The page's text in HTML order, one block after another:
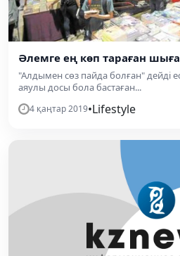
Әлемге ең көп тараған
"Алдымен сөз пайда болған" дейді
аяулы досы бола бастаған...
4 қаңтар 2019•Lifestyle